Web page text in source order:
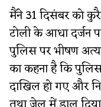
मैंने 31 दिसंबर को
टोली के आधा दर्जन
पुलिस पर भीषण
का कहना है कि
दाखिल हो गए और